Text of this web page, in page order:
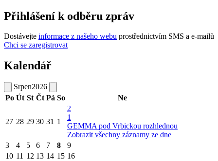
Přihlášení k odběru zpráv
Dostávejte informace z našeho webu prostřednictvím SMS a e-mailů
Chci se zaregistrovat
Kalendář
Srpen2026
Po Út St Čt Pá So Ne
27 28 29 30 31 1
2
1
GEMMA pod Vrbickou rozhlednou
Zobrazit všechny záznamy ze dne
3
4 5 6 7 8
9
10 11 12 13 14 15 16